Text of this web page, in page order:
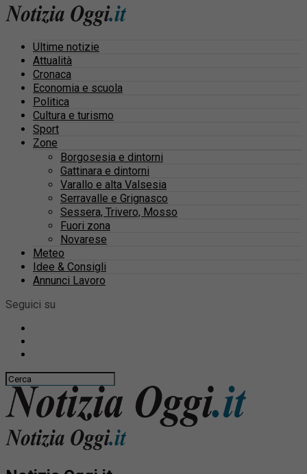
Ultime notizie
Attualità
Cronaca
Economia e scuola
Politica
Cultura e turismo
Sport
Zone
Borgosesia e dintorni
Gattinara e dintorni
Varallo e alta Valsesia
Serravalle e Grignasco
Sessera, Trivero, Mosso
Fuori zona
Novarese
Meteo
Idee & Consigli
Annunci Lavoro
Seguici su